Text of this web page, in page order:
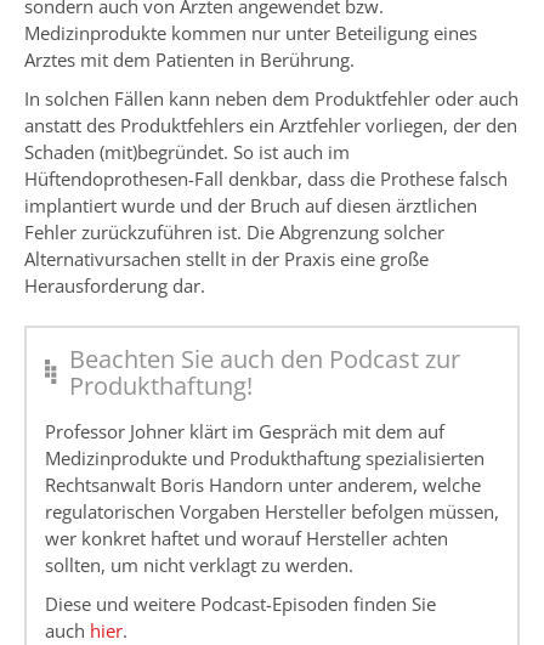
sondern auch von Ärzten angewendet bzw.
Medizinprodukte kommen nur unter Beteiligung eines
Arztes mit dem Patienten in Berührung.
In solchen Fällen kann neben dem Produktfehler oder auch
anstatt des Produktfehlers ein Arztfehler vorliegen, der den
Schaden (mit)begründet. So ist auch im
Hüftendoprothesen-Fall denkbar, dass die Prothese falsch
implantiert wurde und der Bruch auf diesen ärztlichen
Fehler zurückzuführen ist. Die Abgrenzung solcher
Alternativursachen stellt in der Praxis eine große
Herausforderung dar.
Beachten Sie auch den Podcast zur
Produkthaftung!
Professor Johner klärt im Gespräch mit dem auf
Medizinprodukte und Produkthaftung spezialisierten
Rechtsanwalt Boris Handorn unter anderem, welche
regulatorischen Vorgaben Hersteller befolgen müssen,
wer konkret haftet und worauf Hersteller achten
sollten, um nicht verklagt zu werden.
Diese und weitere Podcast-Episoden finden Sie
auch hier.